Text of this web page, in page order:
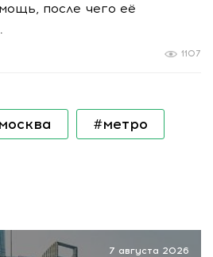
после чего её
1107
#метро
7 августа 2026